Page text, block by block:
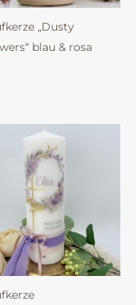
„Dusty
blau & rosa